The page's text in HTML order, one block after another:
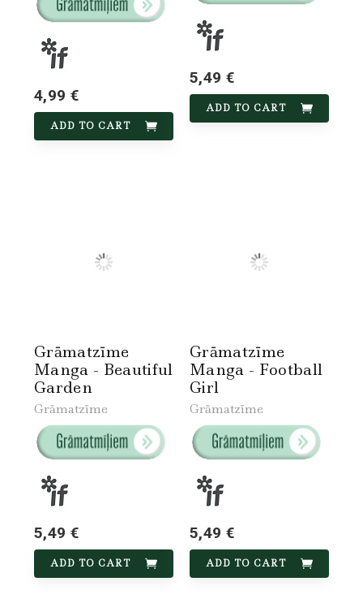
4,99 €
ADD TO CART
5,49 €
ADD TO CART
Grāmatzīme
Manga - Beautiful
Garden
Grāmatzīme
5,49 €
ADD TO CART
Grāmatzīme
Manga - Football
Girl
Grāmatzīme
5,49 €
ADD TO CART